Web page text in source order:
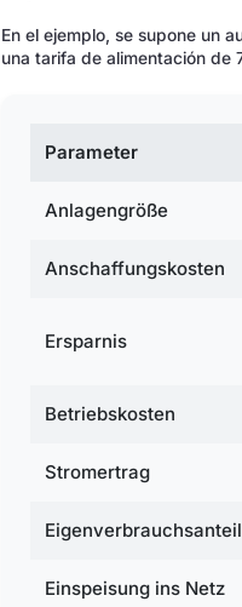
En el ejemplo, se supone un
una tarifa de alimentación de
Parameter
Anlagengröße
Anschaffungskosten
Ersparnis
Betriebskosten
Stromertrag
Eigenverbrauchsanteil
Einspeisung ins Netz